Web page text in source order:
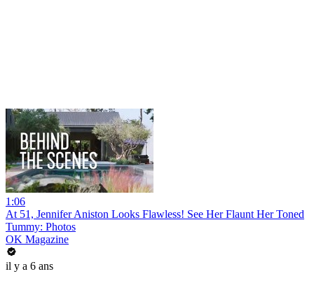
1:06
At 51, Jennifer Aniston Looks Flawless! See Her Flaunt Her Toned
Tummy: Photos
OK Magazine
il y a 6 ans